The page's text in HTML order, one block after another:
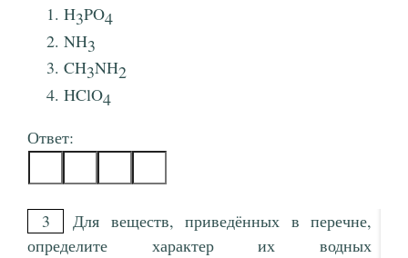
H3PO4
NH3
CH3NH2
HClO4
Ответ:
3
Для веществ, приведённых в перечне,
определите характер их водных